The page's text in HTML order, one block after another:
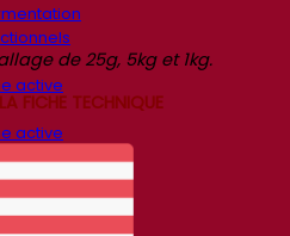
active
active
neutre
de 25g, 5kg et 1kg.
FICHE TECHNIQUE